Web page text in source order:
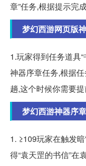
章”任务,根据提示完
梦幻西游网页版
1.玩家得到任务道具
神器序章任务,根据
趟,这个时候你需要提
梦幻西游神器序
1. ≥109玩家在触发
得“袁天罡的书信”在